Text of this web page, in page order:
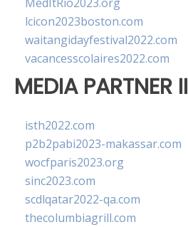
lcicon2023boston.com
waitangidayfestival2022.com
vacancesscolaires2022.com
MEDIA PARTNER II
isth2022.com
p2b2pabi2023-makassar.com
wocfparis2023.org
sinc2023.com
scdlqatar2022-qa.com
thecolumbiagrill.com